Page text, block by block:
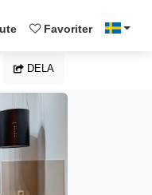
Favoriter
DELA